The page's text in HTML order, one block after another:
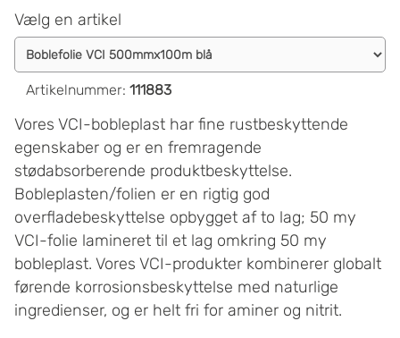
Vælg en artikel
Artikelnummer: 111883
Vores VCI-bobleplast har fine rustbeskyttende
egenskaber og er en fremragende
stødabsorberende produktbeskyttelse.
Bobleplasten/folien er en rigtig god
overfladebeskyttelse opbygget af to lag; 50 my
VCI-folie lamineret til et lag omkring 50 my
bobleplast. Vores VCI-produkter kombinerer globalt
førende korrosionsbeskyttelse med naturlige
ingredienser, og er helt fri for aminer og nitrit.